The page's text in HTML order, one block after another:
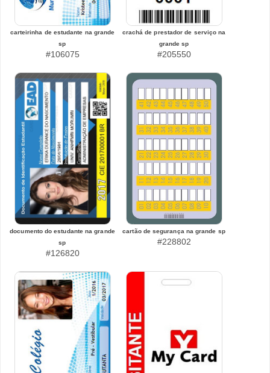
carteirinha de estudante na grande
sp
#106075
crachá de prestador de serviço na
grande sp
#205550
documento do estudante na grande
sp
#126820
cartão de segurança na grande sp
#228802